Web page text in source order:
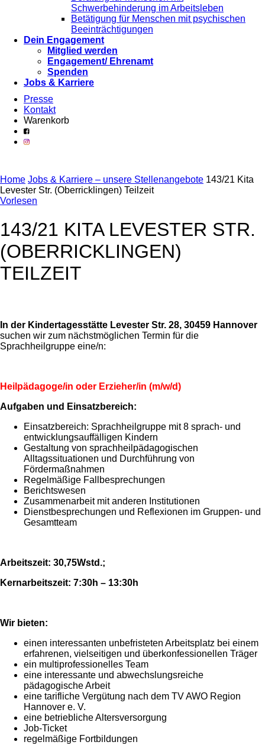
Schwerbehinderung im Arbeitsleben
Betätigung für Menschen mit psychischen
Beeinträchtigungen
Dein Engagement
Mitglied werden
Engagement/ Ehrenamt
Spenden
Jobs & Karriere
Presse
Kontakt
Warenkorb
Home Jobs & Karriere – unsere Stellenangebote 143/21 Kita
Levester Str. (Oberricklingen) Teilzeit
Vorlesen
143/21 KITA LEVESTER STR.
(OBERRICKLINGEN)
TEILZEIT
In der Kindertagesstätte Levester Str. 28, 30459 Hannover
suchen wir zum nächstmöglichen Termin für die
Sprachheilgruppe eine/n:
Heilpädagoge/in oder Erzieher/in (m/w/d)
Aufgaben und Einsatzbereich:
Einsatzbereich: Sprachheilgruppe mit 8 sprach- und
entwicklungsauffälligen Kindern
Gestaltung von sprachheilpädagogischen
Alltagssituationen und Durchführung von
Fördermaßnahmen
Regelmäßige Fallbesprechungen
Berichtswesen
Zusammenarbeit mit anderen Institutionen
Dienstbesprechungen und Reflexionen im Gruppen- und
Gesamtteam
Arbeitszeit: 30,75Wstd.;
Kernarbeitszeit: 7:30h – 13:30h
Wir bieten:
einen interessanten unbefristeten Arbeitsplatz bei einem
erfahrenen, vielseitigen und überkonfessionellen Träger
ein multiprofessionelles Team
eine interessante und abwechslungsreiche
pädagogische Arbeit
eine tarifliche Vergütung nach dem TV AWO Region
Hannover e. V.
eine betriebliche Altersversorgung
Job-Ticket
regelmäßige Fortbildungen